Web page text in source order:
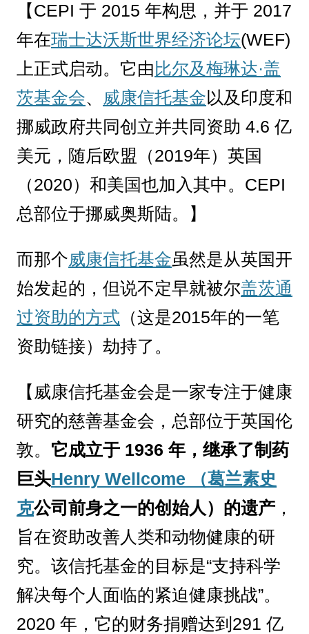
【CEPI 于 2015 年构思，并于 2017
年在瑞士达沃斯世界经济论坛(WEF)
上正式启动。它由 比尔及梅琳达·盖
茨基金会、 威康信托基金以及印度和
挪威政府共同创立并共同资助 4.6 亿
美元，随后欧盟（2019年）英国
（2020）和美国也加入其中。CEPI
总部位于挪威奥斯陆。】
而那个威康信托基金虽然是从英国开
始发起的，但说不定早就被尔盖茨通
过资助的方式 （这是2015年的一笔
资助链接）劫持了。
【威康信托基金会是一家专注于健康
研究的慈善基金会，总部位于英国伦
敦。 它成立于 1936 年，继承了制药
巨头Henry Wellcome （葛兰素史
克公司前身之一的创始人）的遗产 ，
旨在资助改善人类和动物健康的研
究。该信托基金的目标是“支持科学
解决每个人面临的紧迫健康挑战”。
2020 年，它的财务捐赠达到291 亿